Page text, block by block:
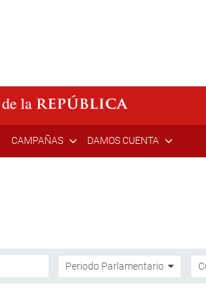
CAMPAÑAS DAMOS CUENTA